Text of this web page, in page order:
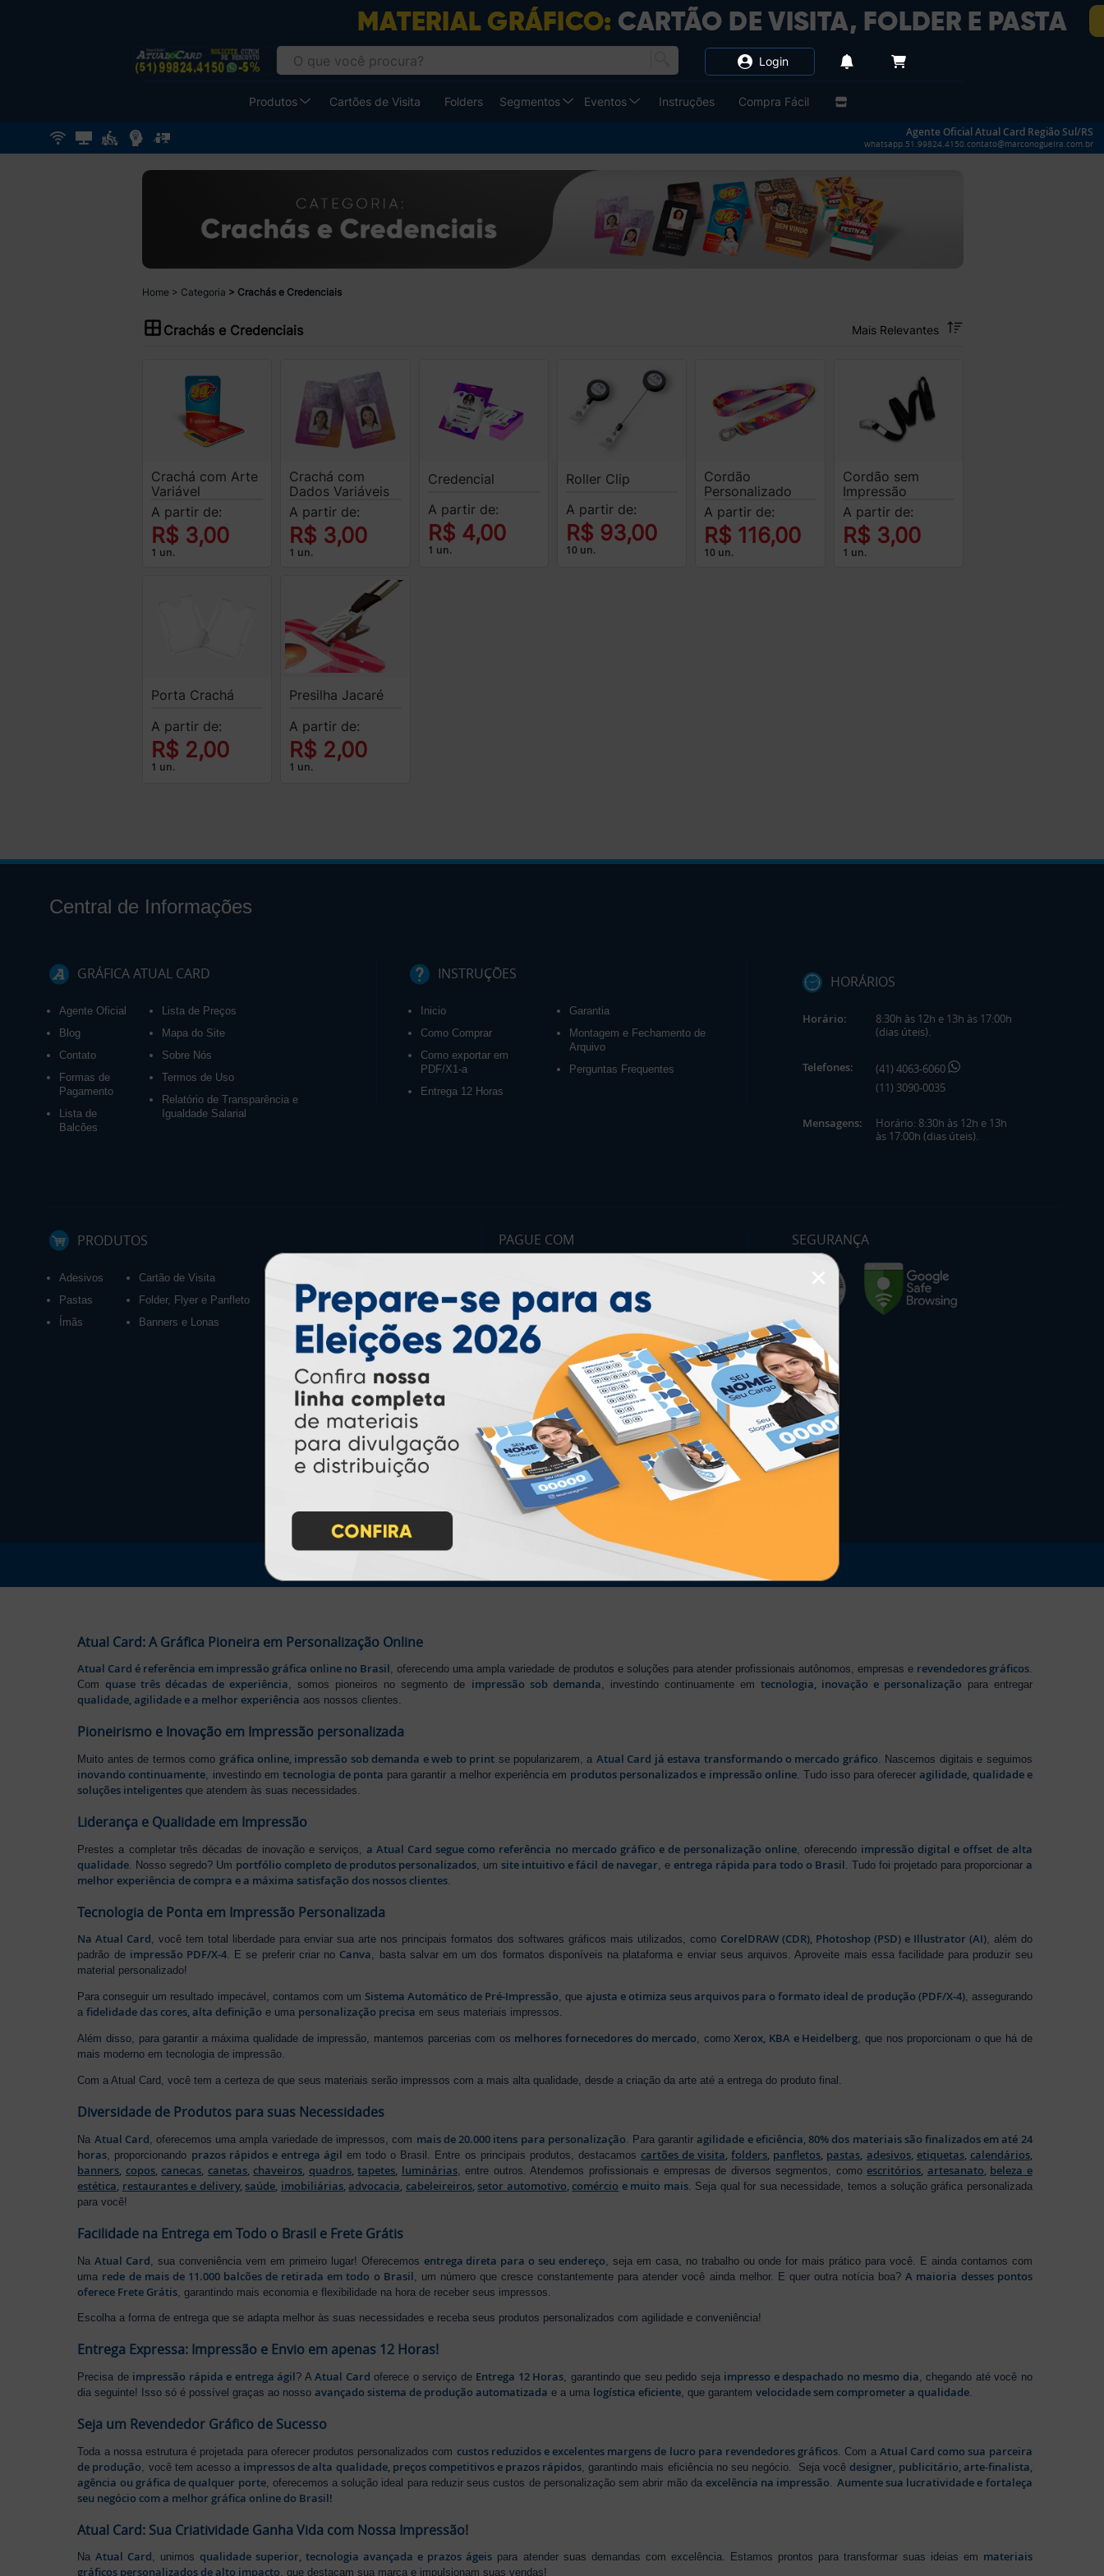
Produtos Cartões de Visita Folders Segmentos Eventos Instruções Compra Fácil
Login
Agente Oficial Atual Card Região Sul/RS
whatsapp.51.99824.4150.contato@marconogueira.com.br
Home Categoria Crachás e Credenciais
Crachás e Credenciais
Crachá com Arte
Variável
A partir de:
R$ 3,00
1 un.
Crachá com
Dados Variáveis
A partir de:
R$ 3,00
1 un.
Credencial
A partir de:
R$ 4,00
1 un.
Roller Clip
A partir de:
R$ 93,00
10 un.
Cordão
Personalizado
A partir de:
R$ 116,00
10 un.
Cordão sem
Impressão
A partir de:
R$ 3,00
1 un.
Porta Crachá
A partir de:
R$ 2,00
1 un.
Presilha Jacaré
A partir de:
R$ 2,00
1 un.
Central de Informações
GRÁFICA ATUAL CARD
Agente Oficial
Blog
Contato
Formas de
Pagamento
Lista de
Balcões
Lista de Preços
Mapa do Site
Sobre Nós
Termos de Uso
Relatório de Transparência e
Igualdade Salarial
INSTRUÇÕES
Inicio
Como Comprar
Como exportar em
PDF/X1-a
Entrega 12 Horas
Garantia
Montagem e Fechamento de
Arquivo
Perguntas Frequentes
HORÁRIOS
Horário:
8:30h às 12h e 13h às 17:00h
(dias úteis).
Telefones:
(41) 4063-6060
(11) 3090-0035
Mensagens:
Horário: 8:30h às 12h e 13h
às 17:00h (dias úteis).
PRODUTOS
Adesivos
Pastas
Ímãs
Cartão de Visita
Folder, Flyer e Panfleto
Banners e Lonas
PAGUE COM
* Pagamento com cartão de crédito terá valor adicional.
** Pagamentos a prazo poderão ter acréscimo.
*** Nota fiscal sujeita a emissão de acordo com prestador de
serviço, conforme legislação pertinente.
PARTICIPE
SEGURANÇA
IMPRA INDUSTRIA GRAFICA LTDA | CNPJ: 28.045.354/0002-52
Atual Card: A Gráfica Pioneira em Personalização Online
Atual Card é referência em impressão gráfica online no Brasil, oferecendo uma ampla variedade de produtos e soluções para atender profissionais autônomos, empresas e revendedores gráficos.
Comquase três décadas de experiência, somos pioneiros no segmento de impressão sob demanda, investindo continuamente em tecnologia, inovação e personalização para entregar
qualidade, agilidade e a melhor experiência aos nossos clientes.
Pioneirismo e Inovação em Impressão personalizada
Muito antes de termos como gráfica online, impressão sob demanda e web to print se popularizarem, a Atual Card já estava transformando o mercado gráfico. Nascemos digitais e seguimos
inovando continuamente, investindo em tecnologia de ponta para garantir a melhor experiência em produtos personalizados e impressão online. Tudo isso para ofereceragilidade, qualidade e
soluções inteligentes que atendem às suas necessidades.
Liderança e Qualidade em Impressão
Prestes a completar três décadas de inovação e serviços,a Atual Card segue como referência no mercado gráfico e de personalização online , oferecendo impressão digital e offset de alta
qualidade . Nosso segredo? Um portfólio completo de produtos personalizados , um site intuitivo e fácil de navegar , e entrega rápida para todo o Brasil . Tudo foi projetado para proporcionar a
melhor experiência de compra e a máxima satisfação dos nossos clientes
Tecnologia de Ponta em Impressão Personalizada
Na Atual Card, você tem total liberdade para enviar sua arte nos principais formatos dos softwares gráficos mais utilizados, como CorelDRAW (CDR), Photoshop (PSD) e Illustrator (AI), além do
padrão de impressão PDF/X-4. E se preferir criar no Canva, basta salvar em um dos formatos disponíveis na plataforma e enviar seus arquivos. Aproveite mais essa facilidade para produzir seu
material personalizado!
Para conseguir um resultado impecável, contamos com um Sistema Automático de Pré-Impressão, queajusta e otimiza seus arquivos para o formato ideal de produção (PDF/X-4), assegurando
afidelidade das cores, alta definição e uma personalização precisa em seus materiais impressos.
Além disso, para garantir a máxima qualidade de impressão, mantemos parcerias com os melhores fornecedores do mercado, comoXerox, KBA e Heidelberg, que nos proporcionam o que há de
mais moderno em tecnologia de impressão.
Com a Atual Card, você tem a certeza de que seus materiais serão impressos com a mais alta qualidade, desde a criação da arte até a entrega do produto final.
Diversidade de Produtos para suas Necessidades
Na Atual Card , oferecemos uma ampla variedade de impressos, com mais de 20.000 itens para personalização . Para garantiragilidade e eficiência, 80% dos materiais são finalizados em até 24
horas , proporcionando prazos rápidos e entrega ágil em todo o Brasil. Entre os principais produtos, destacamos cartões de visita,folders, panfletos, pastas, adesivos, etiquetas, calendários,
banners, copos,canecas, canetas,chaveiros, quadros,tapetes, luminárias, entre outros. Atendemos profissionais e empresas de diversos segmentos, comoescritórios, artesanato, beleza e
estética, restaurantes e delivery, saúde, imobiliárias,advocacia, cabeleireiros, setor automotivo,comércio e muito mais. Seja qual for sua necessidade, temos a solução gráfica personalizada
para você!
Facilidade na Entrega em Todo o Brasil e Frete Grátis
NaAtual Card , sua conveniência vem em primeiro lugar! Oferecemos entrega direta para o seu endereço , seja em casa, no trabalho ou onde for mais prático para você. E ainda contamos com
uma rede de mais de 11.000 balcões de retirada em todo o Brasil , um número que cresce constantemente para atender você ainda melhor. E quer outra notícia boa?A maioria desses pontos
oferece Frete Grátis , garantindo mais economia e flexibilidade na hora de receber seus impressos.
Escolha a forma de entrega que se adapta melhor às suas necessidades e receba seus produtos personalizados com agilidade e conveniência!
Entrega Expressa: Impressão e Envio em apenas 12 Horas!
Precisa de impressão rápida e entrega ágil? AAtual Card oferece o serviço de Entrega 12 Horas, garantindo que seu pedido seja impresso e despachado no mesmo dia, chegando até você no
dia seguinte! Isso só é possível graças ao nossoavançado sistema de produção automatizada e a uma logística eficiente, que garantemvelocidade sem comprometer a qualidade.
Seja um Revendedor Gráfico de Sucesso
Toda a nossa estrutura é projetada para oferecer produtos personalizados com custos reduzidos e excelentes margens de lucro para revendedores gráficos . Com a Atual Card como sua parceira
de produção , você tem acesso a impressos de alta qualidade, preços competitivos e prazos rápidos , garantindo mais eficiência no seu negócio. Seja vocêdesigner, publicitário, arte-finalista,
agência ou gráfica de qualquer porte, oferecemos a solução ideal para reduzir seus custos de personalização sem abrir mão daexcelência na impressão Aumente sua lucratividade e fortaleça
seu negócio com a melhor gráfica online do Brasil!
Atual Card: Sua Criatividade Ganha Vida com Nossa Impressão!
NaAtual Card, unimosqualidade superior, tecnologia avançada e prazos ágeis para atender suas demandas com excelência. Estamos prontos para transformar suas ideias em materiais
gráficos personalizados de alto impacto, que destacam sua marca e impulsionam suas vendas!